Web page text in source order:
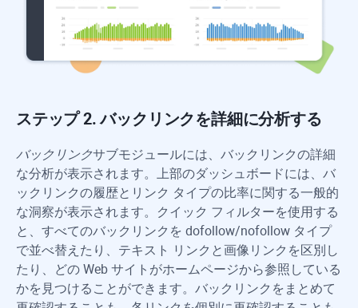
ステップ 2. バックリンクを詳細に分析する
バックリンクサブモジュールには、バックリンクの詳細
な分析が表示されます。上部のダッシュボードには、バ
ックリンクの履歴とリンク タイプの比率に関する一般的
な洞察が表示されます。クイック フィルターを使用する
と、すべてのバックリンクを dofollow/nofollow タイプ
で並べ替えたり、テキスト リンクと画像リンクを区別し
たり、どの Web サイトがホームページから参照している
かを見つけることができます。バックリンクをまとめて